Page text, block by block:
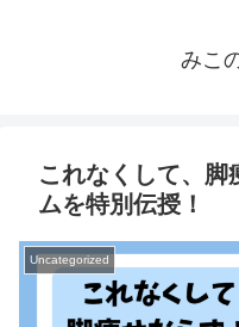
みこ
これなくして、脚
ムを特別伝授！
Uncategorized